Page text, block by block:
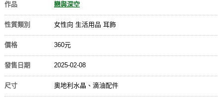
作品 戀與深空
性質類別 女性向 生活用品 耳飾
價格 360元
發售日期 2025-02-08
尺寸 奧地利水晶、滴油配件